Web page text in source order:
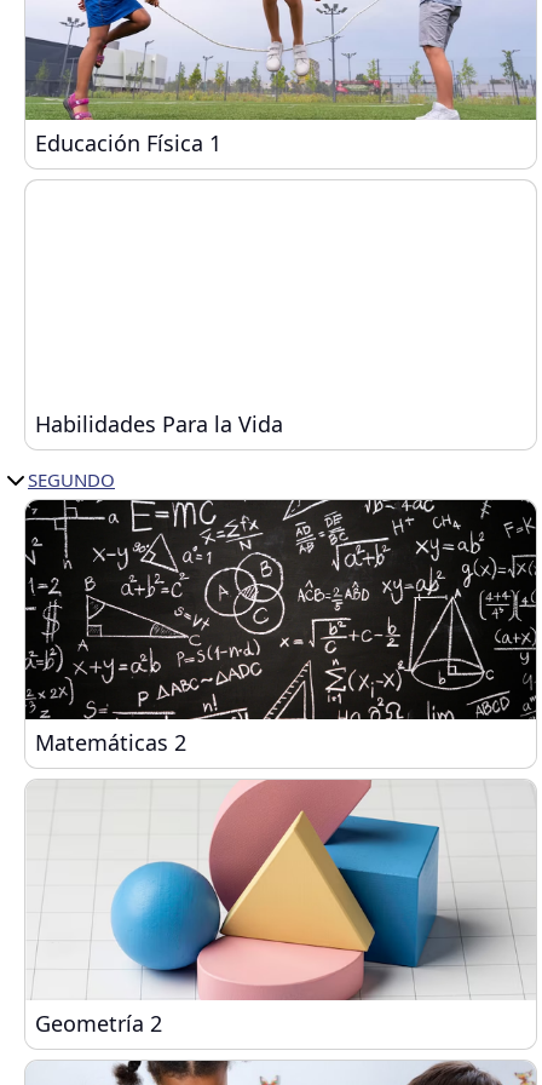
Educación Física 1
Educación Física 1
Habilidades Para la Vida
Habilidades Para la Vida
SEGUNDO
Matemáticas 2
Matemáticas 2
Geometría 2
Geometría 2